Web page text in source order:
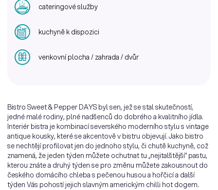
cateringové služby
kuchyně k dispozici
venkovní plocha / zahrada / dvůr
Bistro Sweet & Pepper DAYS byl sen, jež se stal skutečností,
jedné malé rodiny, plné nadšenců do dobrého a kvalitního jídla.
Interiér bistra je kombinací severského moderního stylu s vintage
antique kousky, které se akcentově v bistru objevují. Jako bistro
se nechtějí profilovat jen do jednoho stylu, či chutě kuchyně, což
znamená, že jeden týden můžete ochutnat tu „nejitalštější“ pastu,
kterou znáte a druhý týden se pro změnu můžete zakousnout do
českého domácího chleba s pečenou husou a hořčicí a další
týden Vás pohostí jejich slavným americkým chilli hot dogem.